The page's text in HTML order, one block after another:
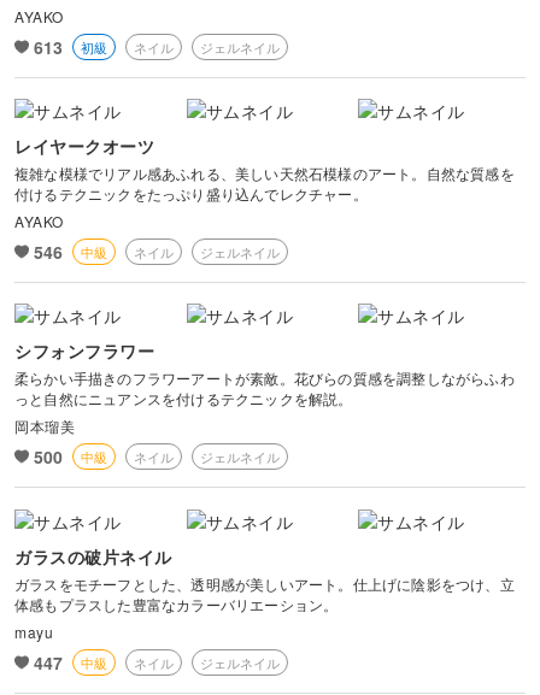
AYAKO
613 初級 ネイル ジェルネイル
レイヤークオーツ
複雑な模様でリアル感あふれる、美しい天然石模様のアート。自然な質感を
付けるテクニックをたっぷり盛り込んでレクチャー。
AYAKO
546 中級 ネイル ジェルネイル
シフォンフラワー
柔らかい手描きのフラワーアートが素敵。花びらの質感を調整しながらふわ
っと自然にニュアンスを付けるテクニックを解説。
岡本瑠美
500 中級 ネイル ジェルネイル
ガラスの破片ネイル
ガラスをモチーフとした、透明感が美しいアート。仕上げに陰影をつけ、立
体感もプラスした豊富なカラーバリエーション。
mayu
447 中級 ネイル ジェルネイル